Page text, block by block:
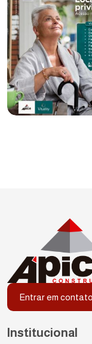
Entrar em contato
Institucional